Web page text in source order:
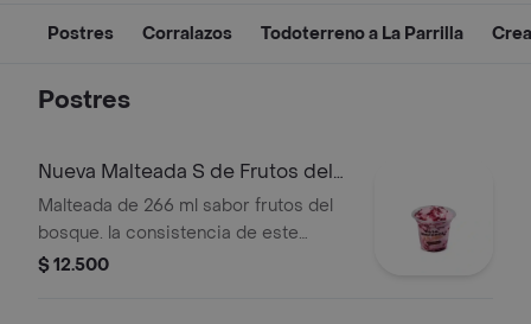
Postres Corralazos Todoterreno a La Parrilla
Postres
Nueva Malteada S de Frutos del
Bosque
Malteada de 266 ml sabor frutos del
bosque. la consistencia de este
producto puede variar debido al
$ 12.500